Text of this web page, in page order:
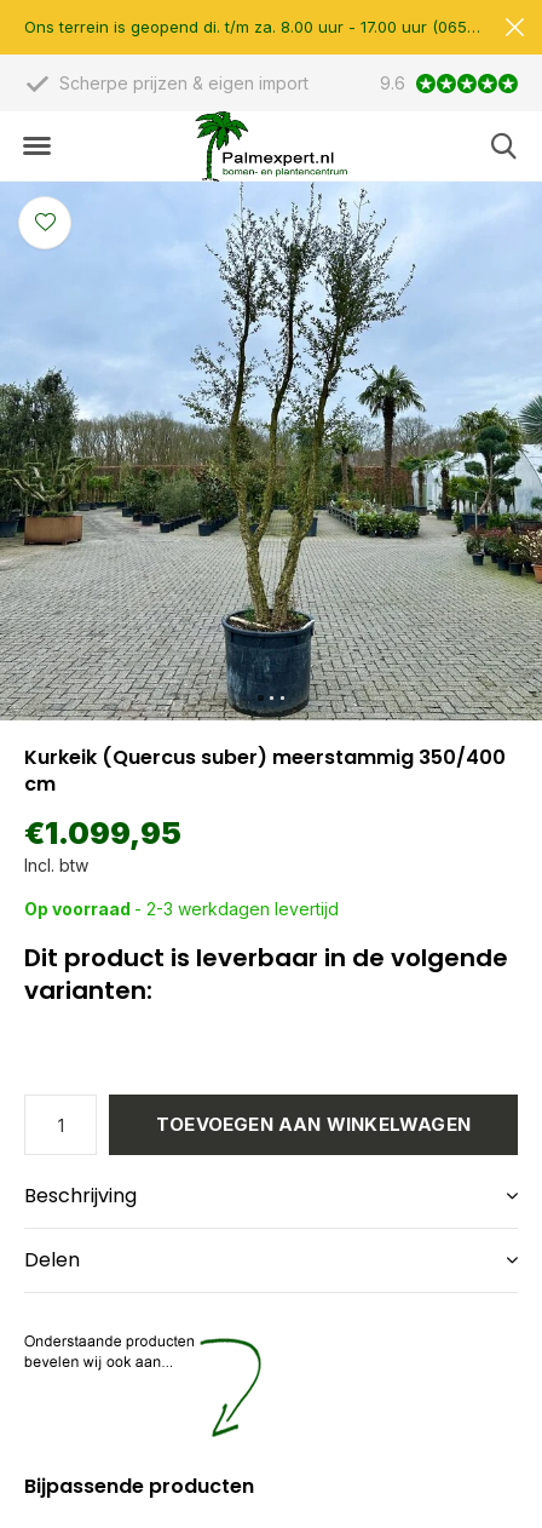
Scherpe prijzen & eigen import 14.000 m2
9.6
Ons terrein is geopend di. t/m za. 8.00 uur - 17.00 uur (0657510597)
Kurkeik (Quercus suber) meerstammig 350/400
cm
€1.099,95
Incl. btw
Op voorraad - 2-3 werkdagen levertijd
Dit product is leverbaar in de volgende
varianten:
TOEVOEGEN AAN WINKELWAGEN
Beschrijving
Delen
Bijpassende producten